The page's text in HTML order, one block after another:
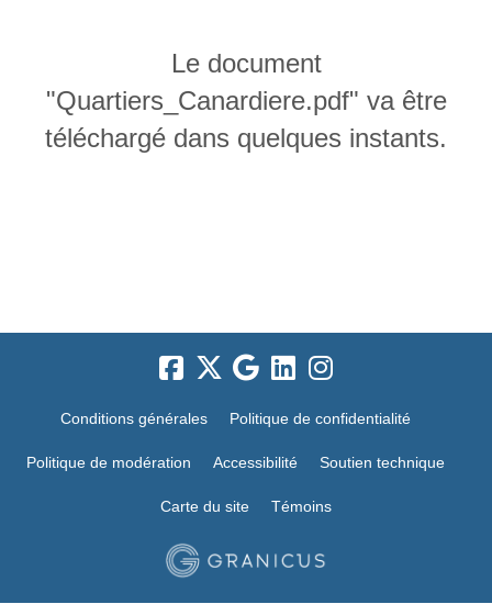
Le document
"Quartiers_Canardiere.pdf" va être
téléchargé dans quelques instants.
Conditions générales Politique de confidentialité
Politique de modération Accessibilité Soutien technique
Carte du site Témoins